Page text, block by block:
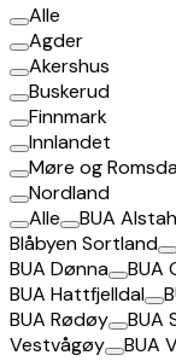
Alle
Agder
Akershus
Buskerud
Finnmark
Innlandet
Møre og
Nordland
Alle
BUA
Blåbyen Sortland
BUA Dønna
BUA
BUA Hattfjelldal
BUA Rødøy
BUA
Vestvågøy
BUA